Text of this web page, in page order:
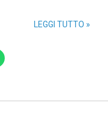
LEGGI TUTTO »